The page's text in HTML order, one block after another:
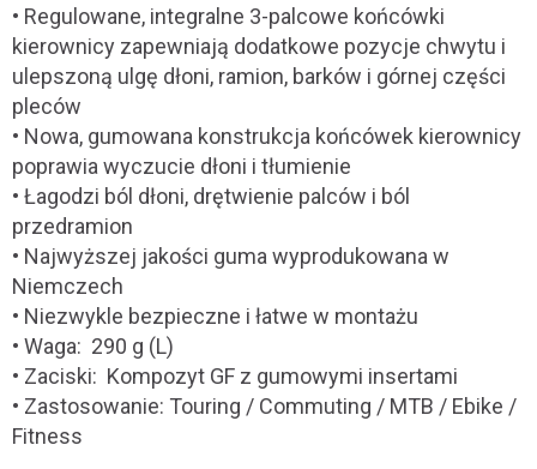
• Regulowane, integralne 3-palcowe końcówki
kierownicy zapewniają dodatkowe pozycje chwytu i
ulepszoną ulgę dłoni, ramion, barków i górnej części
pleców
• Nowa, gumowana konstrukcja końcówek kierownicy
poprawia wyczucie dłoni i tłumienie
• Łagodzi ból dłoni, drętwienie palców i ból
przedramion
• Najwyższej jakości guma wyprodukowana w
Niemczech
• Niezwykle bezpieczne i łatwe w montażu
• Waga: 290 g (L)
• Zaciski: Kompozyt GF z gumowymi insertami
• Zastosowanie: Touring / Commuting / MTB / Ebike /
Fitness